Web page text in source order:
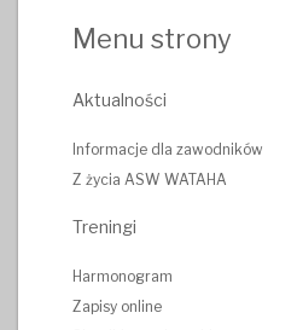
Menu strony
Aktualności
Informacje dla zawodników
Z życia ASW WATAHA
Treningi
Harmonogram
Zapisy online